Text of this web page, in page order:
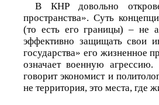
В КНР довольно
пространства». Суть
(то есть его границы) – не
эффективно защищать свои
государства» его жизненное
означает военную агрессию.
говорит экономист и
не территория, это места, где